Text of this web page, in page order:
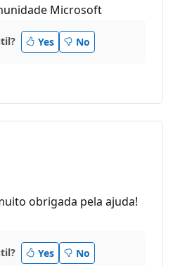
Microsoft
Yes No
obrigada pela ajuda!
Yes No